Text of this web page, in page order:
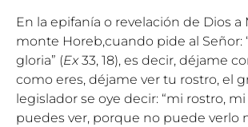
En la epifanía o revelación de Dios a
monte Horeb,cuando pide al Señor:
gloria” (Ex33, 18), es decir, déjame
como eres, déjame ver tu rostro, el
legislador se oye decir: “mi rostro,
puedes ver, porque no puede verlo